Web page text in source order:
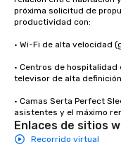
próxima solicitud de
productividad con:
• Wi-Fi de alta velocidad
• Centros de
televisor de alta
• Camas Serta Perfect
asistentes y el máximo
Enlaces de sitios
Recorrido virtual